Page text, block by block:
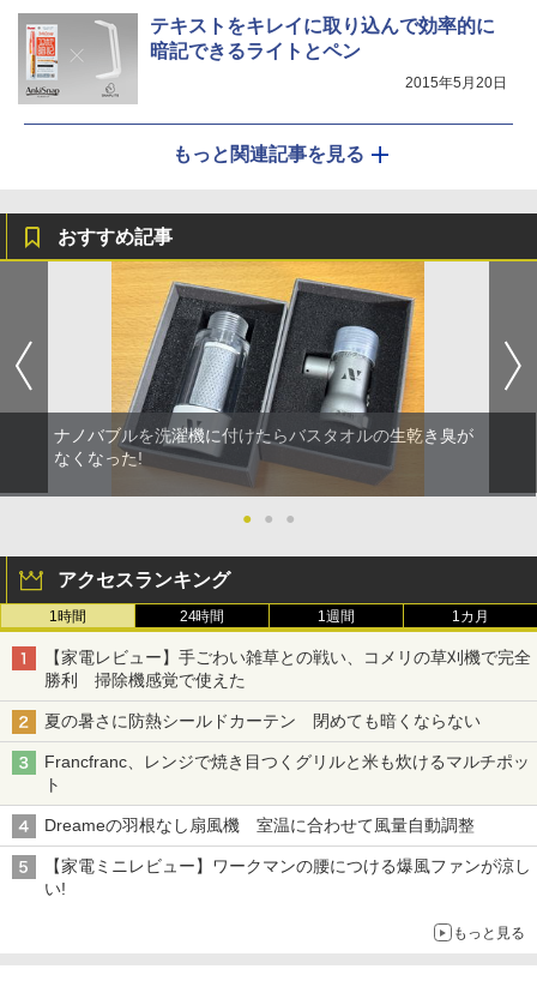
テキストをキレイに取り込んで効率的に
暗記できるライトとペン
2015年5月20日
もっと関連記事を見る
おすすめ記事
ナノバブルを洗濯機に付けたらバスタオルの生乾き臭が
なくなった!
● ● ●
アクセスランキング
1時間 24時間 1週間 1カ月
【家電レビュー】手ごわい雑草との戦い、コメリの草刈機で完全
勝利 掃除機感覚で使えた
夏の暑さに防熱シールドカーテン 閉めても暗くならない
Francfranc、レンジで焼き目つくグリルと米も炊けるマルチポッ
ト
Dreameの羽根なし扇風機 室温に合わせて風量自動調整
【家電ミニレビュー】ワークマンの腰につける爆風ファンが涼し
い!
もっと見る